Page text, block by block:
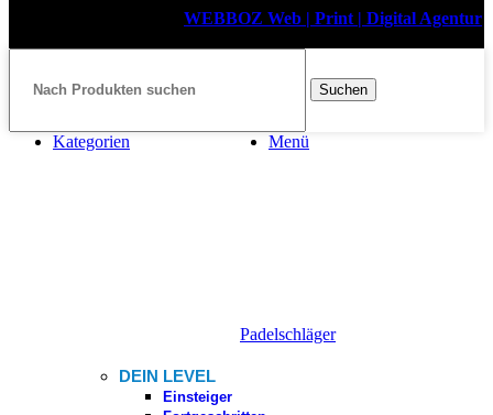
WEBBOZ Web | Print | Digital Agentur
Suchen
Menü
Kategorien
Padelschläger
DEIN LEVEL
Einsteiger